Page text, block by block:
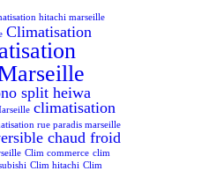
hitachi marseille
Climatisation
split heiwa
climatisation
rue paradis marseille
chaud froid
Clim commerce clim
Clim hitachi Clim